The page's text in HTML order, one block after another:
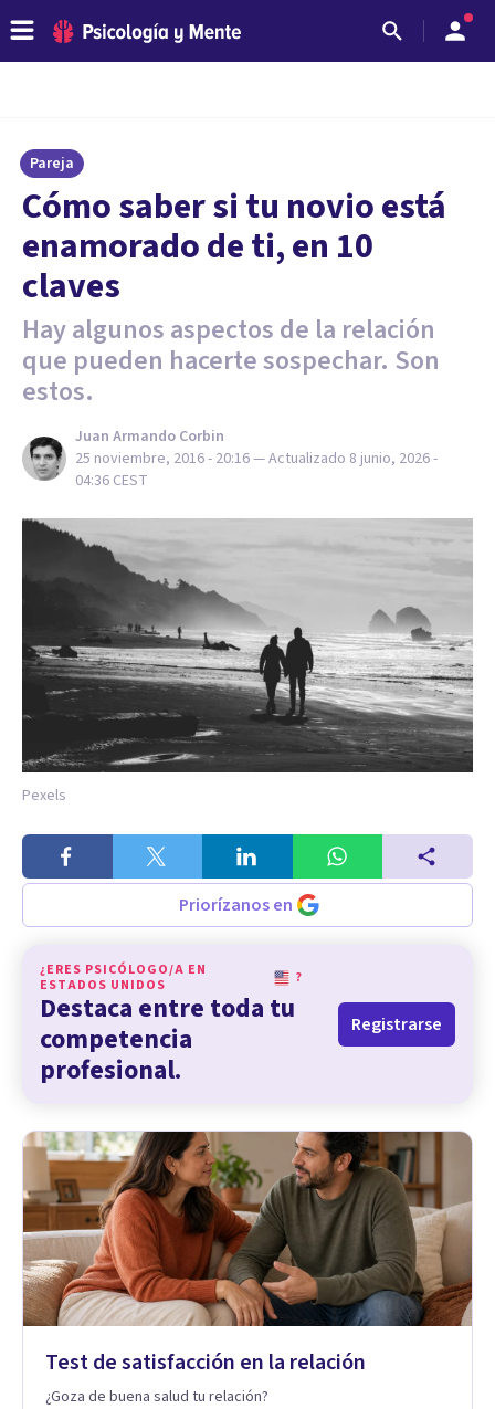
Pareja
​Cómo saber si tu novio está
enamorado de ti, en 10
claves
Hay algunos aspectos de la relación
que pueden hacerte sospechar. Son
estos.
Juan Armando Corbin
25 noviembre, 2016 - 20:16— Actualizado 8 junio, 2026 -
04:36 CEST
Pexels
Priorízanos en
¿ERES PSICÓLOGO/A EN
ESTADOS UNIDOS
?
Destaca entre toda tu
competencia
profesional.
Registrarse
Test de satisfacción en la relación
¿Goza de buena salud tu relación?